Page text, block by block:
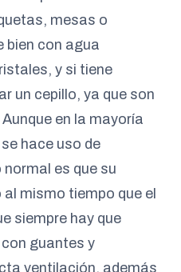
mesas o
bien con agua
y si tiene
un cepillo, ya que son
en la mayoría
hace uso de
es que su
mismo tiempo que el
siempre hay que
guantes y
ventilación, además